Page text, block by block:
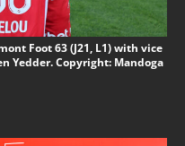
Foot 63 (J21, L1) with vice
Yedder. Copyright: Mandoga